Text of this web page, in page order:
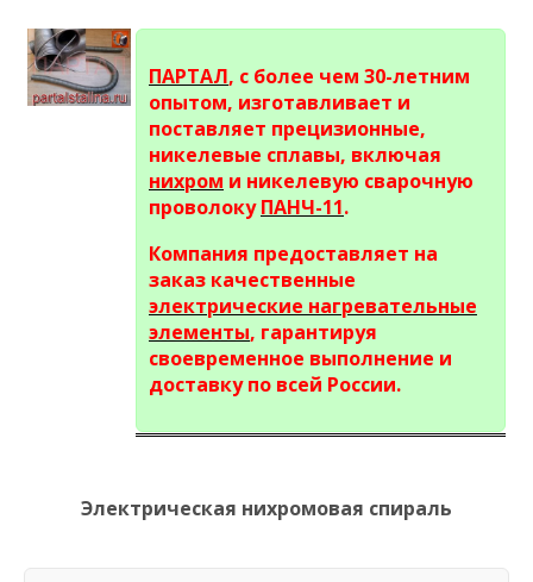
ПАРТАЛ, с более чем 30-летним
опытом, изготавливает и
поставляет прецизионные,
никелевые сплавы, включая
нихром и никелевую сварочную
проволокуПАНЧ-11.
Компания предоставляет на
заказ качественные
электрические нагревательные
элементы, гарантируя
своевременное выполнение и
доставку по всей России.
Электрическая нихромовая спираль